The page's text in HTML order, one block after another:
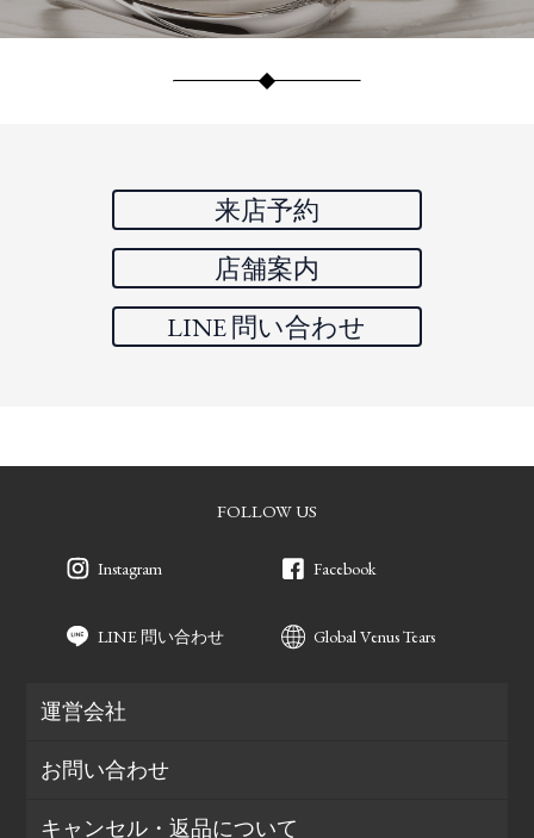
来店予約
店舗案内
LINE 問い合わせ
FOLLOW US
Instagram
LINE 問い合わせ
Facebook
Global Venus Tears
運営会社
お問い合わせ
キャンセル・返品について